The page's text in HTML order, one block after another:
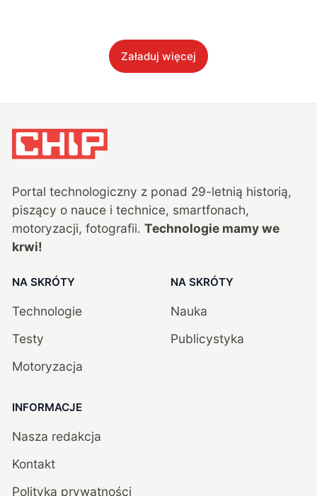
Załaduj więcej
Portal technologiczny z ponad 29-letnią historią,
piszący o nauce i technice, smartfonach,
motoryzacji, fotografii. Technologie mamy we
krwi!
NA SKRÓTY
Technologie
Testy
Motoryzacja
NA SKRÓTY
Nauka
Publicystyka
INFORMACJE
Nasza redakcja
Kontakt
Polityka prywatności